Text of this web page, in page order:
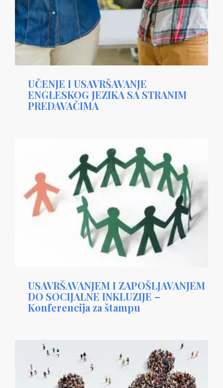
UČENJE I USAVRŠAVANJE
ENGLESKOG JEZIKA SA STRANIM
PREDAVAČIMA
USAVRŠAVANJEM I ZAPOŠLJAVANJEM
DO SOCIJALNE INKLUZIJE –
Konferencija za štampu